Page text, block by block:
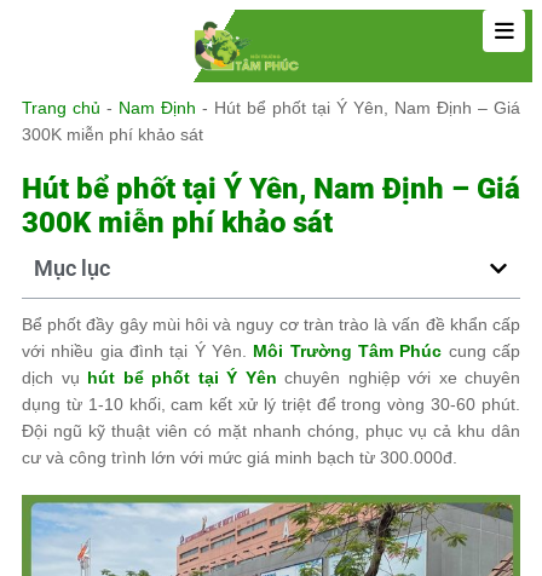
Trang chủ - Nam Định - Hút bể phốt tại Ý Yên, Nam Định – Giá
300K miễn phí khảo sát
Hút bể phốt tại Ý Yên, Nam Định – Giá
300K miễn phí khảo sát
Mục lục
Bể phốt đầy gây mùi hôi và nguy cơ tràn trào là vấn đề khẩn cấp
với nhiều gia đình tại Ý Yên. Môi Trường Tâm Phúc cung cấp
dịch vụ hút bể phốt tại Ý Yên chuyên nghiệp với xe chuyên
dụng từ 1-10 khối, cam kết xử lý triệt để trong vòng 30-60 phút.
Đội ngũ kỹ thuật viên có mặt nhanh chóng, phục vụ cả khu dân
cư và công trình lớn với mức giá minh bạch từ 300.000đ.